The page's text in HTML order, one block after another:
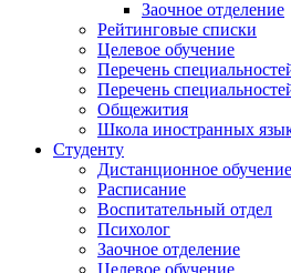
Заочное отделение
Рейтинговые списки
Целевое обучение
Перечень
Перечень
Общежития
Школа иностранных
Студенту
Дистанционное обучение
Расписание
Воспитательный отдел
Психолог
Заочное отделение
Целевое обучение